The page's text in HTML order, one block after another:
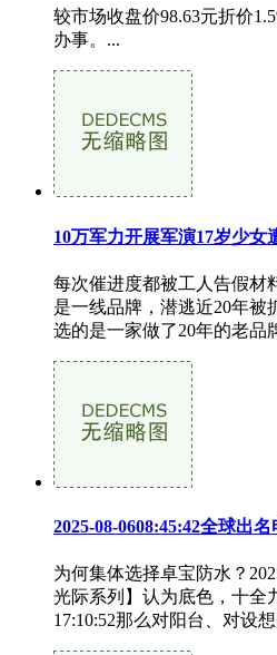
较市场收盘价98.63元折价
办事。...
10万军力开展军演17岁少女
每次催进度都被工人告假材
是一线品牌，潜逃近20年被
选的是一家做了20年的老品
2025-08-0608:45:42全球出
为何集体选择卓宝防水？
光际系列】认为底色，十全
17:10:52那么对阳台、对设